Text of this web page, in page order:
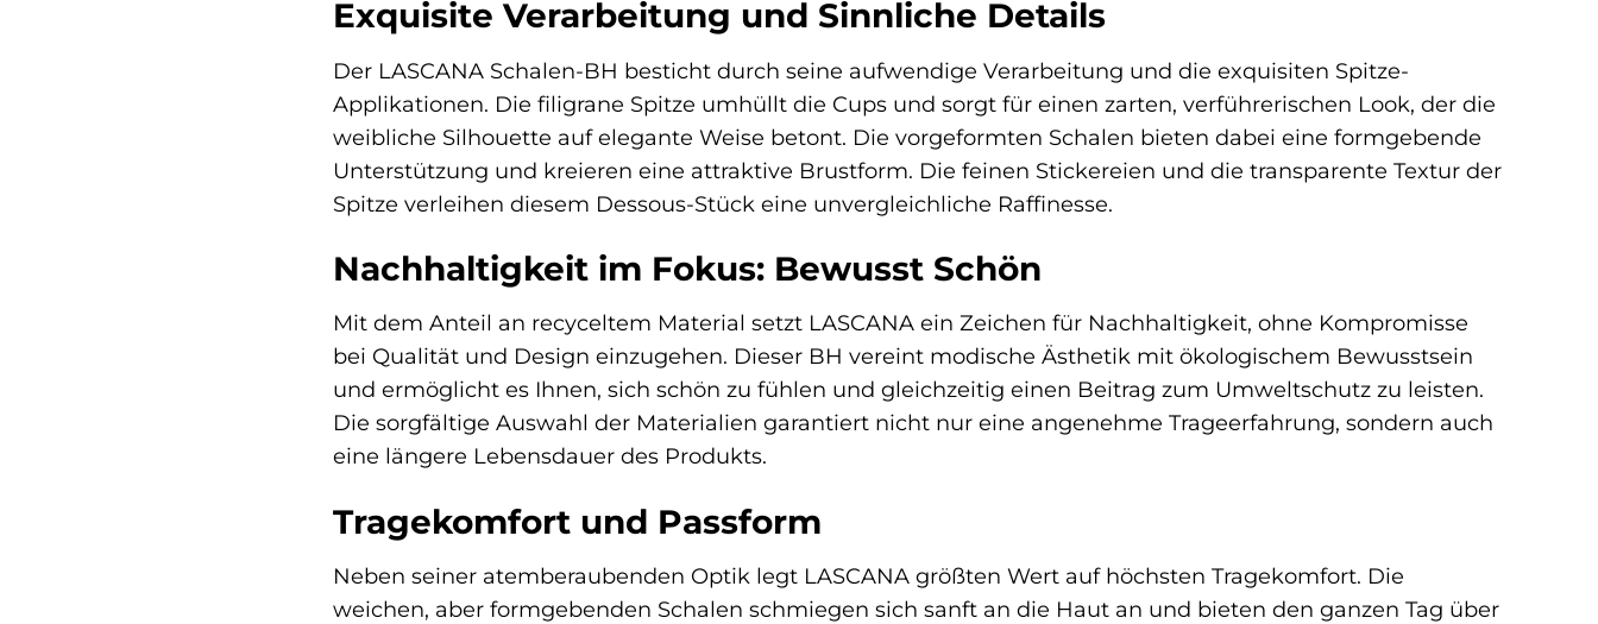
Exquisite Verarbeitung und Sinnliche Details
Der LASCANA Schalen-BH besticht durch seine aufwendige Verarbeitung und die exquisiten Spitze-
Applikationen. Die filigrane Spitze umhüllt die Cups und sorgt für einen zarten, verführerischen Look, der die
weibliche Silhouette auf elegante Weise betont. Die vorgeformten Schalen bieten dabei eine formgebende
Unterstützung und kreieren eine attraktive Brustform. Die feinen Stickereien und die transparente Textur der
Spitze verleihen diesem Dessous-Stück eine unvergleichliche Raffinesse.
Nachhaltigkeit im Fokus: Bewusst Schön
Mit dem Anteil an recyceltem Material setzt LASCANA ein Zeichen für Nachhaltigkeit, ohne Kompromisse
bei Qualität und Design einzugehen. Dieser BH vereint modische Ästhetik mit ökologischem Bewusstsein
und ermöglicht es Ihnen, sich schön zu fühlen und gleichzeitig einen Beitrag zum Umweltschutz zu leisten.
Die sorgfältige Auswahl der Materialien garantiert nicht nur eine angenehme Trageerfahrung, sondern auch
eine längere Lebensdauer des Produkts.
Tragekomfort und Passform
Neben seiner atemberaubenden Optik legt LASCANA größten Wert auf höchsten Tragekomfort. Die
weichen, aber formgebenden Schalen schmiegen sich sanft an die Haut an und bieten den ganzen Tag über